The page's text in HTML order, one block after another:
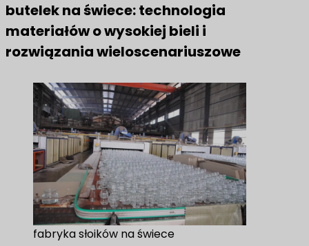
butelek na świece: technologia
materiałów o wysokiej bieli i
rozwiązania wieloscenariuszowe
fabryka słoików na świece